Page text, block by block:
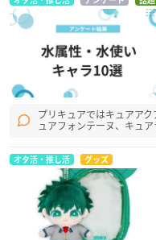
プリキュアではキュアア
ュアフォンテーヌ、キュ
オタ活・推し活 グッズ